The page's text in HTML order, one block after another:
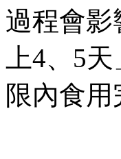
過程會
上4、5
限內食用